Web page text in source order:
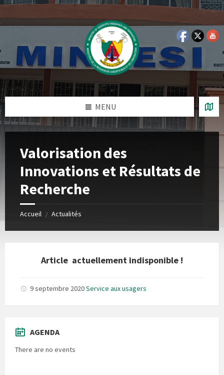
Skip
to
Skip
to
Skip
to
Skip
to
MENU
Valorisation des
Innovations et Résultats de
Recherche
Accueil / Actualités
Article actuellement indisponible !
9 septembre 2020Service aux usagers
AGENDA
There are no events